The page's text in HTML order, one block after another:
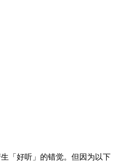
「好听」的错觉。但因为以下